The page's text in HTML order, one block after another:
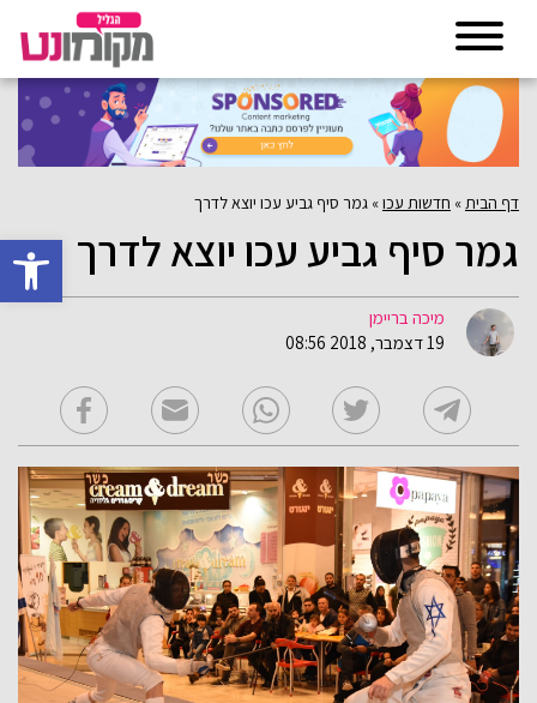
פתח
דף הבית » חדשות עכו» גמר סיף גביע עכו יוצא לדרך
גמר סיף גביע עכו יוצא לדרך
מיכה בריימן
19 דצמבר, 2018 08:56